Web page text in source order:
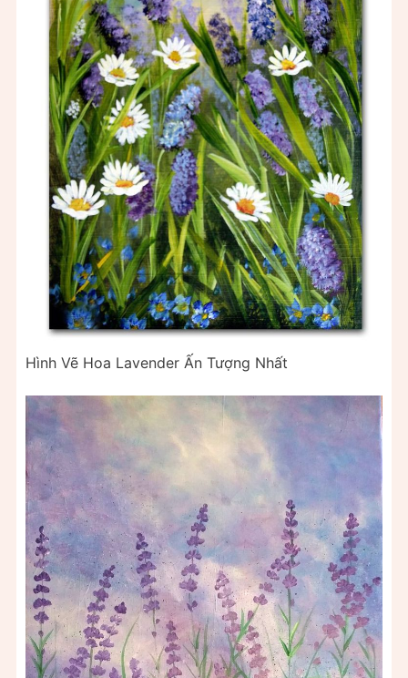
Hình Vẽ Hoa Lavender Ấn Tượng Nhất